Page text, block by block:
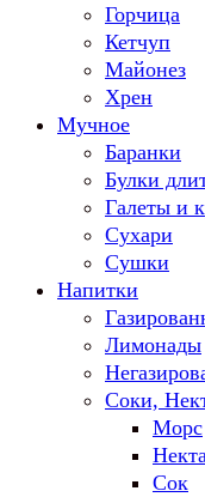
Горчица
Кетчуп
Майонез
Хрен
Мучное
Баранки
Булки
Галеты и
Сухари
Сушки
Напитки
Лимонады
Соки,
Морс
Сок